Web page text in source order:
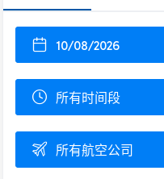
10/08/2026
所有时间段
所有航空公司